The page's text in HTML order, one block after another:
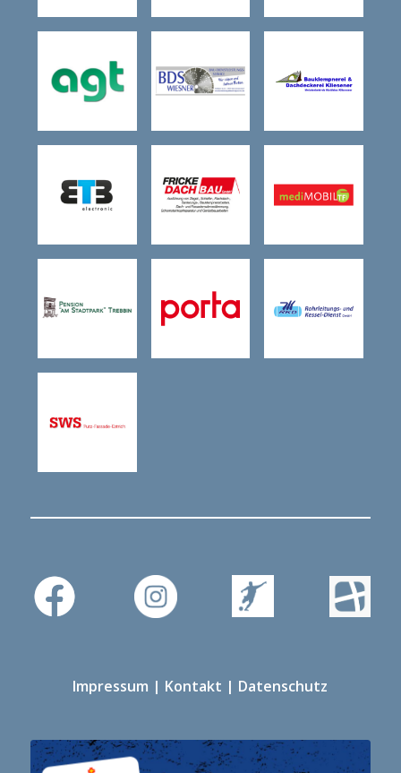
Impressum | Kontakt | Datenschutz